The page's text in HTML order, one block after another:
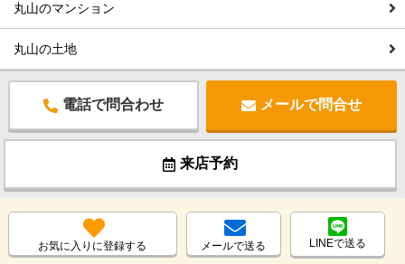
丸山のマンション
丸山の土地
電話で問合わせ メールで問合せ
来店予約
お気に入りに登録する メールで送る LINEで送る